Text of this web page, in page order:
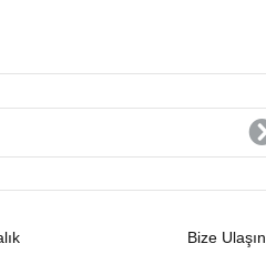
Bize Ulaşın